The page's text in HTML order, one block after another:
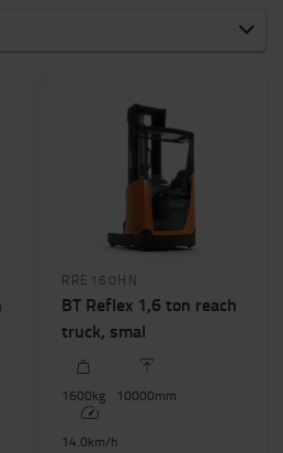
brug
10000mm
260000kr.
RRE160HN
BT Reflex 1,6 ton reach
truck, smal
1600kg 10000mm
14.0km/h